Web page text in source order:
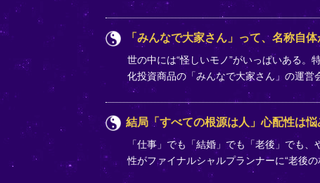
「みんなで大家さん」って、名称自
世の中には“怪しいモノ”がいっぱいある。
化投資商品の「みんなで大家さん」の運
結局「すべての根源は人」心配性は悩
「仕事」でも「結婚」でも「老後」でも
性がファイナルシャルプランナーに“老後